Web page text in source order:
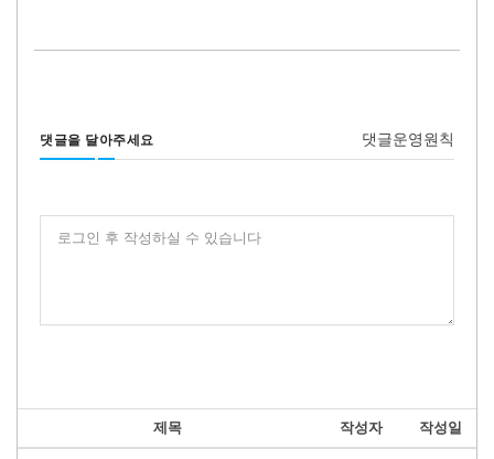
댓글을 달아주세요 댓글운영원칙
로그인 후 작성하실 수 있습니다
제목 작성자 작성일